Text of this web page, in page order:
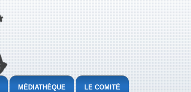
MÉDIATHÈQUE LE COMITÉ